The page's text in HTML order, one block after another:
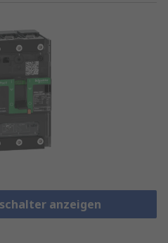
anzeigen